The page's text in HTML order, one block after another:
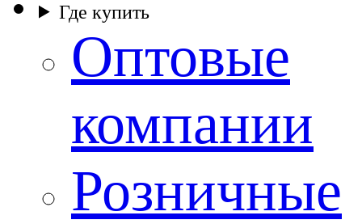
Где купить
Оптовые
компании
Розничные